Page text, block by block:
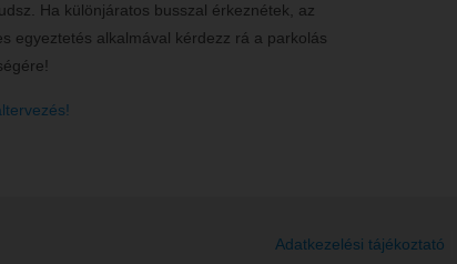
Ha különjáratos busszal érkeznétek, az
egyeztetés alkalmával kérdezz rá a parkolás
Adatkezelési tájékoztató